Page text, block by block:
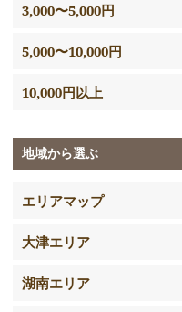
3,000〜5,000円
5,000〜10,000円
10,000円以上
地域から選ぶ
エリアマップ
大津エリア
湖南エリア